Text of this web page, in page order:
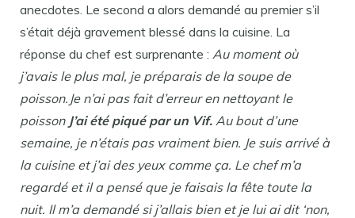
anecdotes. Le second a alors demandé au premier s’il
s’était déjà gravement blessé dans la cuisine. La
réponse du chef est surprenante : Au moment où
j’avais le plus mal, je préparais de la soupe de
poisson.Je n’ai pas fait d’erreur en nettoyant le
poisson J’ai été piqué par un Vif. Au bout d’une
semaine, je n’étais pas vraiment bien. Je suis arrivé à
la cuisine et j’ai des yeux comme ça. Le chef m’a
regardé et il a pensé que je faisais la fête toute la
nuit. Il m’a demandé si j’allais bien et je lui ai dit ‘non,